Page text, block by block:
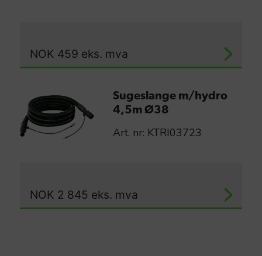
NOK 459 eks. mva
Sugeslange m/hydro
4,5m Ø38
Art. nr: KTRI03723
NOK 2 845 eks. mva